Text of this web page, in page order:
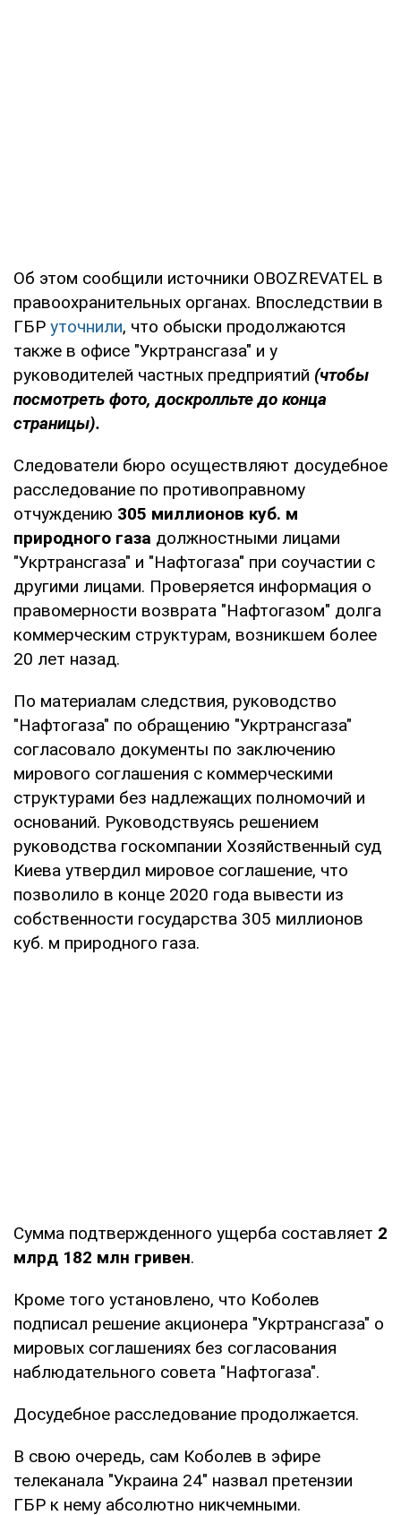
Об этом сообщили источники OBOZREVATEL в
правоохранительных органах. Впоследствии в
ГБР уточнили, что обыски продолжаются
также в офисе "Укртрансгаза" и у
руководителей частных предприятий (чтобы
посмотреть фото, доскролльте до конца
страницы).
Следователи бюро осуществляют досудебное
расследование по противоправному
отчуждению 305 миллионов куб. м
природного газа должностными лицами
"Укртрансгаза" и "Нафтогаза" при соучастии с
другими лицами. Проверяется информация о
правомерности возврата "Нафтогазом" долга
коммерческим структурам, возникшем более
20 лет назад.
По материалам следствия, руководство
"Нафтогаза" по обращению "Укртрансгаза"
согласовало документы по заключению
мирового соглашения с коммерческими
структурами без надлежащих полномочий и
оснований. Руководствуясь решением
руководства госкомпании Хозяйственный суд
Киева утвердил мировое соглашение, что
позволило в конце 2020 года вывести из
собственности государства 305 миллионов
куб. м природного газа.
Сумма подтвержденного ущерба составляет 2
млрд 182 млн гривен.
Кроме того установлено, что Коболев
подписал решение акционера "Укртрансгаза" о
мировых соглашениях без согласования
наблюдательного совета "Нафтогаза".
Досудебное расследование продолжается.
В свою очередь, сам Коболев в эфире
телеканала "Украина 24" назвал претензии
ГБР к нему абсолютно никчемными.